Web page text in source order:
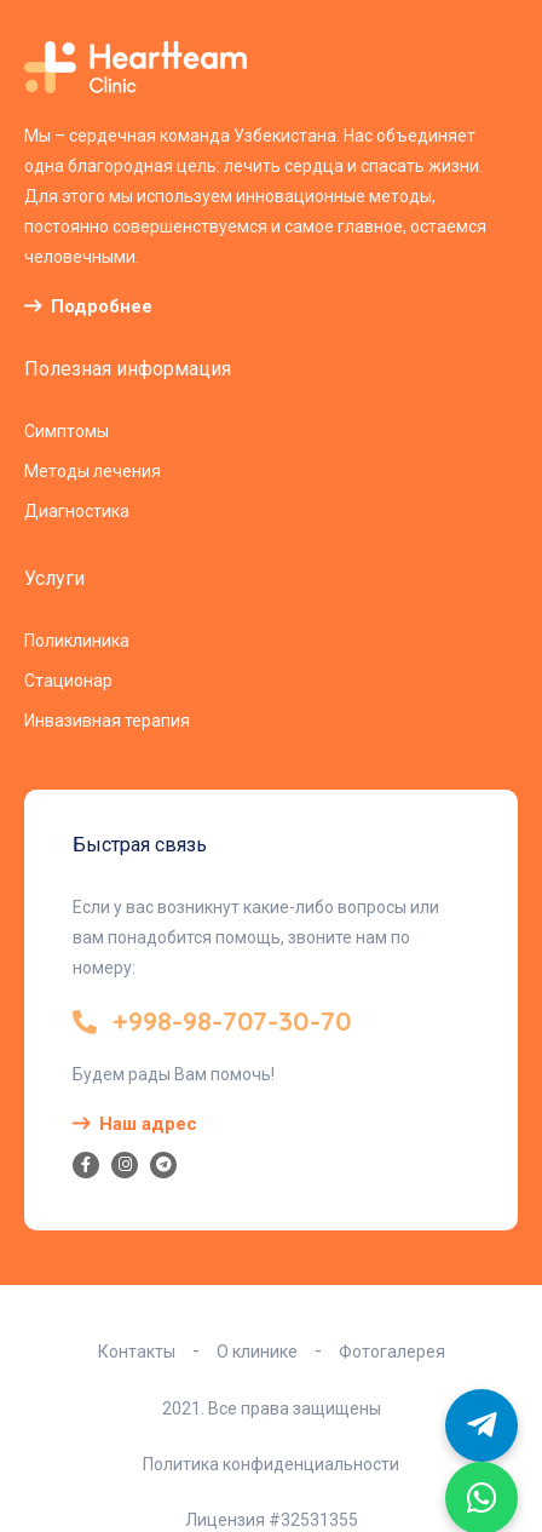
Мы – сердечная команда Узбекистана. Нас объединяет
одна благородная цель: лечить сердца и спасать жизни.
Для этого мы используем инновационные методы,
постоянно совершенствуемся и самое главное, остаемся
человечными.
Подробнее
Полезная информация
Симптомы
Методы лечения
Диагностика
Услуги
Поликлиника
Стационар
Инвазивная терапия
Быстрая связь
Если у вас возникнут какие-либо вопросы или
вам понадобится помощь, звоните нам по
номеру:
+998-98-707-30-70
Будем рады Вам помочь!
Наш адрес
Контакты О клинике Фотогалерея
2021. Все права защищены
Политика конфиденциальности
Лицензия #32531355